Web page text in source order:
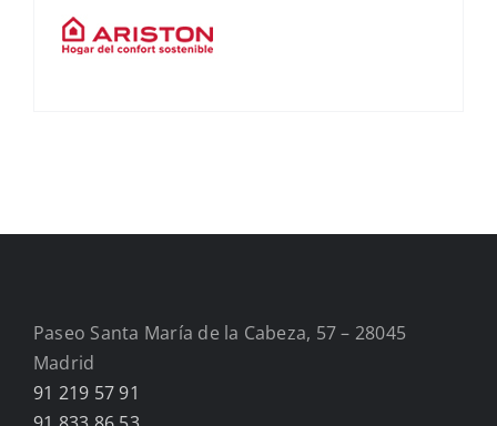
Paseo Santa María de la Cabeza, 57 – 28045
Madrid
91 219 57 91